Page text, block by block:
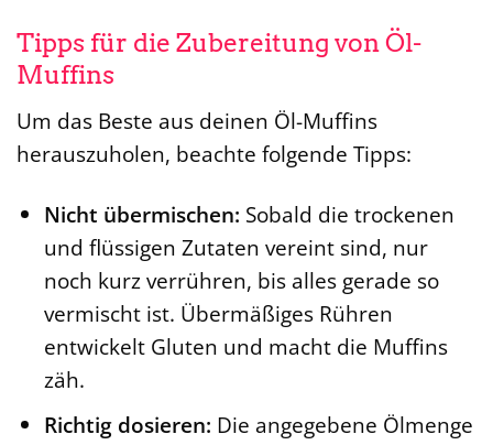
Tipps für die Zubereitung von Öl-
Muffins
Um das Beste aus deinen Öl-Muffins
herauszuholen, beachte folgende Tipps:
Nicht übermischen: Sobald die trockenen
und flüssigen Zutaten vereint sind, nur
noch kurz verrühren, bis alles gerade so
vermischt ist. Übermäßiges Rühren
entwickelt Gluten und macht die Muffins
zäh.
Richtig dosieren: Die angegebene Ölmenge